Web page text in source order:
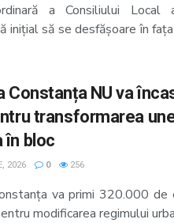
a Consiliului Local
inițial să se desfășoare în
Constanța NU va
transformarea
în bloc
2026 0 256
va primi 320.000
modificarea regimului